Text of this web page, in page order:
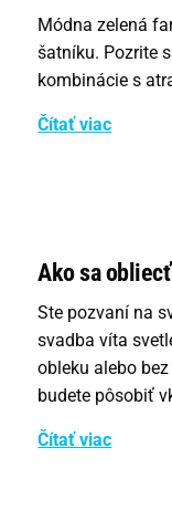
Módna zelená
šatníku. Pozrite
kombinácie s
Čítať viac
Ako sa
Ste pozvaní na
svadba víta
obleku alebo
budete pôsobiť
Čítať viac